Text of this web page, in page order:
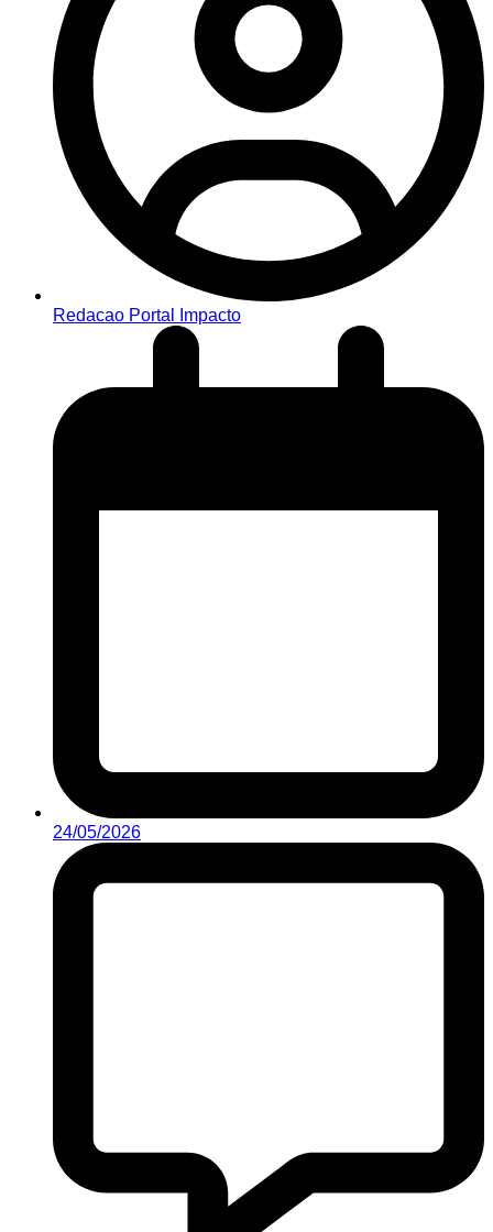
Redacao Portal Impacto
24/05/2026